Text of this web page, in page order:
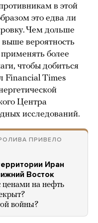
в этой
это едва ли
Чем дольше
вероятность
более
чтобы добиться
Financial Times
Центра
исследований.
ПРИВЕЛО
Иран
Восток
ценами на нефть
войны?